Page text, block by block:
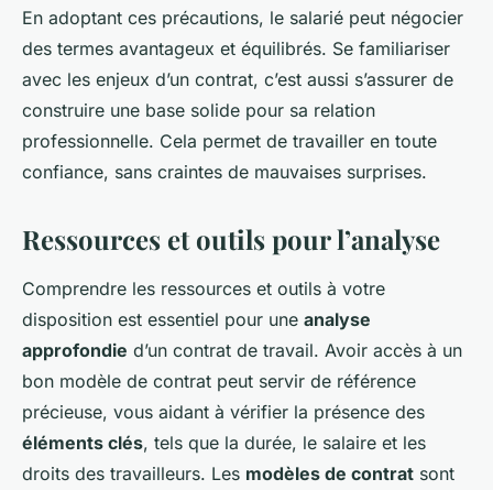
En adoptant ces précautions, le salarié peut négocier
des termes avantageux et équilibrés. Se familiariser
avec les enjeux d’un contrat, c’est aussi s’assurer de
construire une base solide pour sa relation
professionnelle. Cela permet de travailler en toute
confiance, sans craintes de mauvaises surprises.
Ressources et outils pour l’analyse
Comprendre les ressources et outils à votre
disposition est essentiel pour une analyse
approfondie d’un contrat de travail. Avoir accès à un
bon modèle de contrat peut servir de référence
précieuse, vous aidant à vérifier la présence des
éléments clés, tels que la durée, le salaire et les
droits des travailleurs. Les modèles de contrat sont